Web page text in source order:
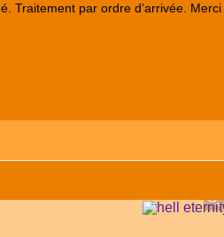
Traitement par ordre d’arrivée. Merci